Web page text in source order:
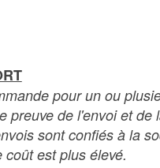
pour un ou
preuve de l'envoi et de
sont confiés à la
est plus élevé.